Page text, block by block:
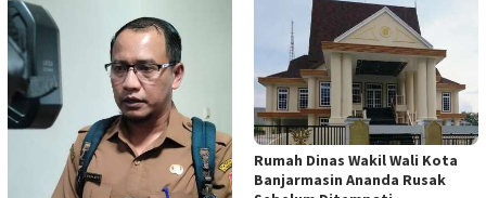
Rumah Dinas Wakil Wali Kota
Banjarmasin Ananda Rusak